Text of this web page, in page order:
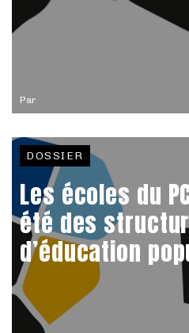
Par
DOSSIER
Les écoles du
été des
d’éducation